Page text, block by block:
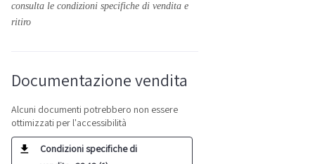
consulta le condizioni specifiche di vendita e
ritiro
Documentazione vendita
Alcuni documenti potrebbero non essere
ottimizzati per l'accessibilità
Condizioni specifiche di